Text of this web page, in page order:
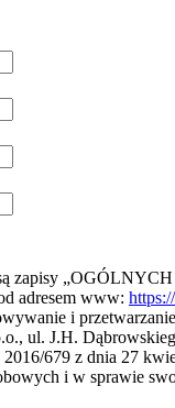
są zapisy
adresem www:
i
ul. J.H.
679 z dnia 27
i w sprawie